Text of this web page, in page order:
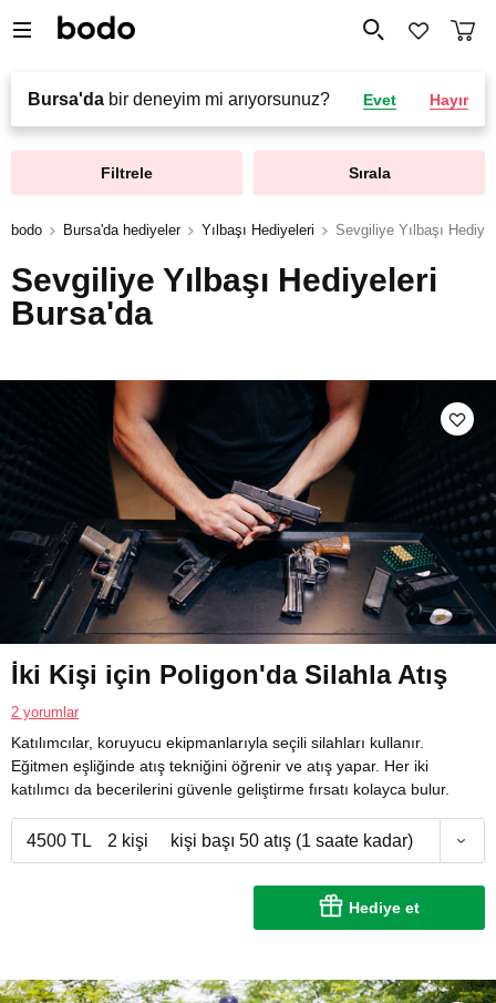
Bursa'da bir deneyim mi arıyorsunuz? Evet Hayır
Filtrele Sırala
bodo Bursa'da hediyeler Yılbaşı Hediyeleri Sevgiliye Yılbaşı
Sevgiliye Yılbaşı Hediyeleri
Bursa'da
İki Kişi için Poligon'da Silahla Atış
2 yorumlar
Katılımcılar, koruyucu ekipmanlarıyla seçili silahları kullanır.
Eğitmen eşliğinde atış tekniğini öğrenir ve atış yapar. Her iki
katılımcı da becerilerini güvenle geliştirme fırsatı kolayca bulur.
4500 TL 2 kişi kişi başı 50 atış (1 saate kadar)
Hediye et